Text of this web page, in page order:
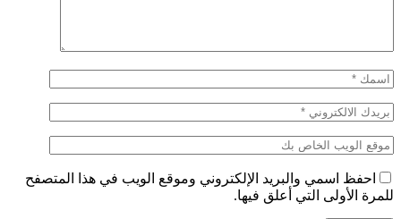
احفظ اسمي والبريد الإلكتروني وموقع الويب في هذا المتصفح
للمرة الأولى التي أعلق فيها.